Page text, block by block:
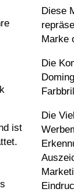
ist
Diese
Marke
Die
Die